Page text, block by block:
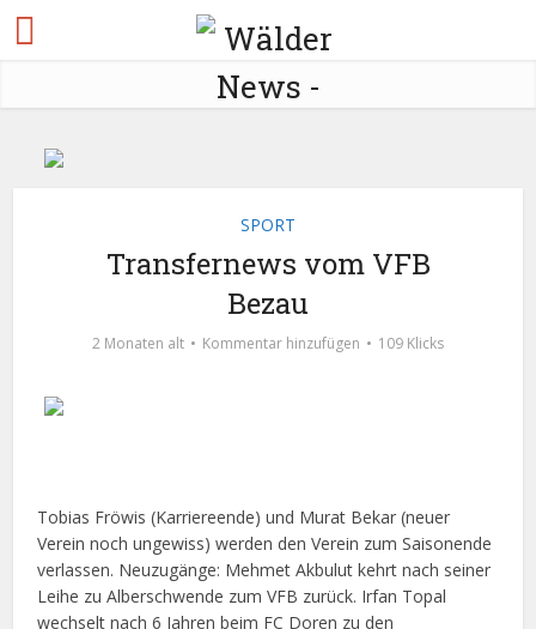
SPORT
Transfernews vom VFB
Bezau
2 Monaten alt Kommentar hinzufügen 109 Klicks
Tobias Fröwis (Karriereende) und Murat Bekar (neuer
Verein noch ungewiss) werden den Verein zum Saisonende
verlassen. Neuzugänge: Mehmet Akbulut kehrt nach seiner
Leihe zu Alberschwende zum VFB zurück. Irfan Topal
wechselt nach 6 Jahren beim FC Doren zu den